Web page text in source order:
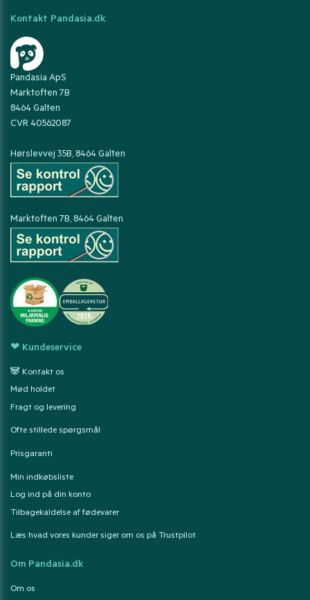
Kontakt Pandasia.dk
Pandasia ApS
Marktoften 7B
8464 Galten
CVR 40562087
Hørslevvej 35B, 8464 Galten
Marktoften 7B, 8464 Galten
❤ Kundeservice
🐼 Kontakt os
Mød holdet
Fragt og levering
Ofte stillede spørgsmål
Prisgaranti
Min indkøbsliste
Log ind på din konto
Tilbagekaldelse af fødevarer
Læs hvad vores kunder siger om os på Trustpilot
Om Pandasia.dk
Om os